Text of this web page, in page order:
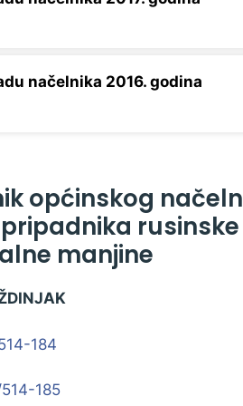
načelnika 2016. godina
općinskog
rusinske
manjine
184
185